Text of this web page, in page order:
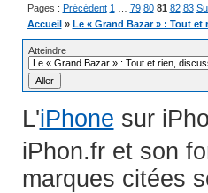
Pages : Précédent 1 79 80 81 82 83
Accueil » Le « Grand Bazar » : Tout
Atteindre
L'iPhone sur
iPhon.fr et son
marques citées